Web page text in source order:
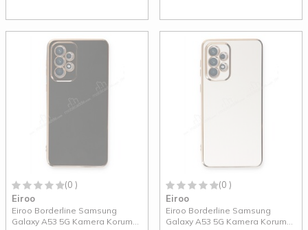
(0 )
Eiroo
Eiroo Borderline Samsung
Galaxy A53 5G Kamera Korumalı
(0 )
Eiroo
Eiroo Borderline Samsung
Galaxy A53 5G Kamera Korumalı